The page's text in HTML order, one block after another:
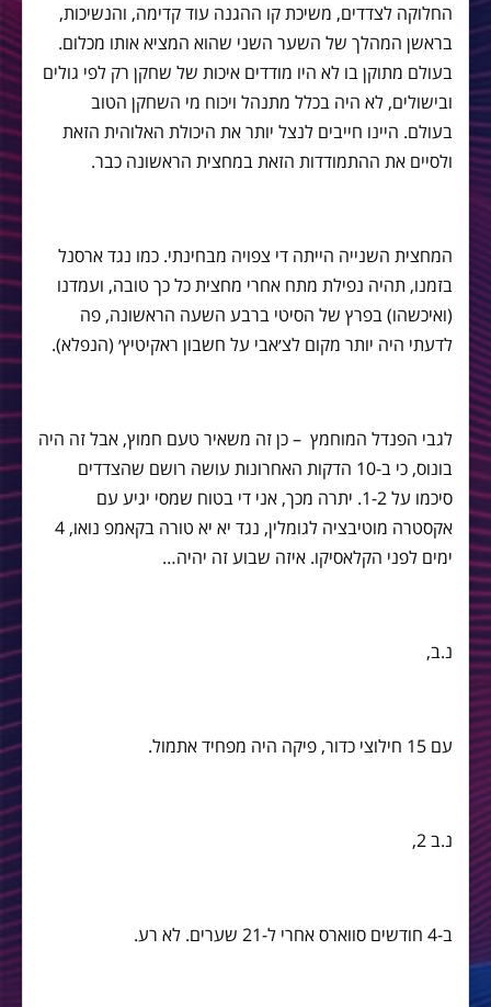
החלוקה לצדדים, משיכת קו ההגנה עוד קדימה, והנשיכות,
בראשן המהלך של השער השני שהוא המציא אותו מכלום.
בעולם מתוקן בו לא היו מודדים איכות של שחקן רק לפי גולים
ובישולים, לא היה בכלל מתנהל ויכוח מי השחקן הטוב
בעולם. היינו חייבים לנצל יותר את היכולת האלוהית הזאת
ולסיים את ההתמודדות הזאת במחצית הראשונה כבר.
המחצית השנייה הייתה די צפויה מבחינתי. כמו נגד ארסנל
בזמנו, תהיה נפילת מתח אחרי מחצית כל כך טובה, ועמדנו
(ואיכשהו) בפרץ של הסיטי ברבע השעה הראשונה, פה
לדעתי היה יותר מקום לצ׳אבי על חשבון ראקיטיץ׳ (הנפלא).
לגבי הפנדל המוחמץ – כן זה משאיר טעם חמוץ, אבל זה היה
בונוס, כי ב-10 הדקות האחרונות עושה רושם שהצדדים
סיכמו על 1-2. יתרה מכך, אני די בטוח שמסי יגיע עם
אקסטרה מוטיבציה לגומלין, נגד יא יא טורה בקאמפ נואו, 4
ימים לפני הקלאסיקו. איזה שבוע זה יהיה…
נ.ב,
עם 15 חילוצי כדור, פיקה היה מפחיד אתמול.
נ.ב 2,
ב-4 חודשים סווארס אחרי ל-21 שערים. לא רע.